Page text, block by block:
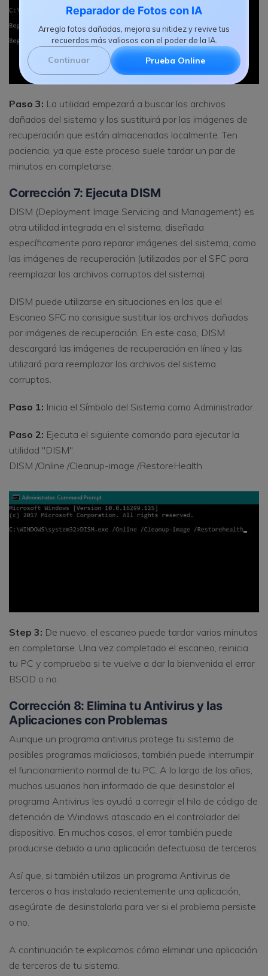
Reparador de Fotos con IA
Arregla fotos dañadas, mejora su nitidez y revive tus
recuerdos más valiosos con el poder de la IA.
Continuar Prueba Online
Paso 3: La utilidad empezará a buscar los archivos
dañados del sistema y los sustituirá por las imágenes de
recuperación que están almacenadas localmente. Ten
paciencia, ya que este proceso suele tardar un par de
minutos en completarse.
Corrección 7: Ejecuta DISM
DISM (Deployment Image Servicing and Management) es
otra utilidad integrada en el sistema, diseñada
específicamente para reparar imágenes del sistema, como
las imágenes de recuperación (utilizadas por el SFC para
reemplazar los archivos corruptos del sistema).
DISM puede utilizarse en situaciones en las que el
Escaneo SFC no consigue sustituir los archivos dañados
por imágenes de recuperación. En este caso, DISM
descargará las imágenes de recuperación en línea y las
utilizará para reemplazar los archivos del sistema
corruptos.
Paso 1: Inicia el Símbolo del Sistema como Administrador.
Paso 2: Ejecuta el siguiente comando para ejecutar la
utilidad "DISM".
DISM /Online /Cleanup-image /RestoreHealth
Step 3: De nuevo, el escaneo puede tardar varios minutos
en completarse. Una vez completado el escaneo, reinicia
tu PC y comprueba si te vuelve a dar la bienvenida el error
BSOD o no.
Corrección 8: Elimina tu Antivirus y las
Aplicaciones con Problemas
Aunque un programa antivirus protege tu sistema de
posibles programas maliciosos, también puede interrumpir
el funcionamiento normal de tu PC. A lo largo de los años,
muchos usuarios han informado de que desinstalar el
programa Antivirus les ayudó a corregir el hilo de código de
detención de Windows atascado en el controlador del
dispositivo. En muchos casos, el error también puede
producirse debido a una aplicación defectuosa de terceros.
Así que, si también utilizas un programa Antivirus de
terceros o has instalado recientemente una aplicación,
asegúrate de desinstalarla para ver si el problema persiste
o no.
A continuación te explicamos cómo eliminar una aplicación
de terceros de tu sistema.